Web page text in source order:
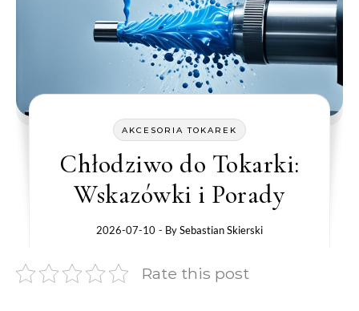
AKCESORIA TOKAREK
Chłodziwo do Tokarki:
Wskazówki i Porady
2026-07-10 - BySebastian Skierski
Rate this post